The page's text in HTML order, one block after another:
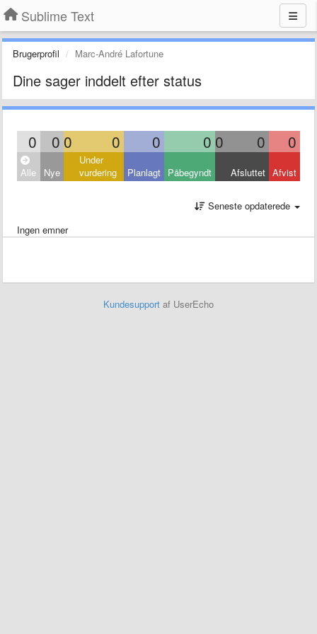
Sublime Text
Brugerprofil Marc-André Lafortune
Dine sager inddelt efter status
0 0 0 0 0 0 0 0 0
Alle Nye
Under
vurdering
Planlagt Påbegyndt Afsluttet Afvist
Seneste opdaterede
Ingen emner
Kundesupport af UserEcho